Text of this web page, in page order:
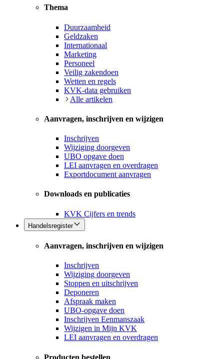
Thema
Duurzaamheid
Geldzaken
Internationaal
Marketing
Personeel
Veilig zakendoen
Wetten en regels
KVK-data gebruiken
Alle artikelen
Aanvragen, inschrijven en wijzigen
Inschrijven
Wijziging doorgeven
UBO opgave doen
LEI aanvragen en overdragen
Exportdocument aanvragen
Downloads en publicaties
KVK Cijfers en trends
Handelsregister
Aanvragen, inschrijven en wijzigen
Inschrijven
Wijziging doorgeven
Stoppen en uitschrijven
Deponeren
Afspraak maken
UBO-opgave doen
Inschrijven Eenmanszaak
Wijzigen in Mijn KVK
LEI aanvragen en overdragen
Producten bestellen